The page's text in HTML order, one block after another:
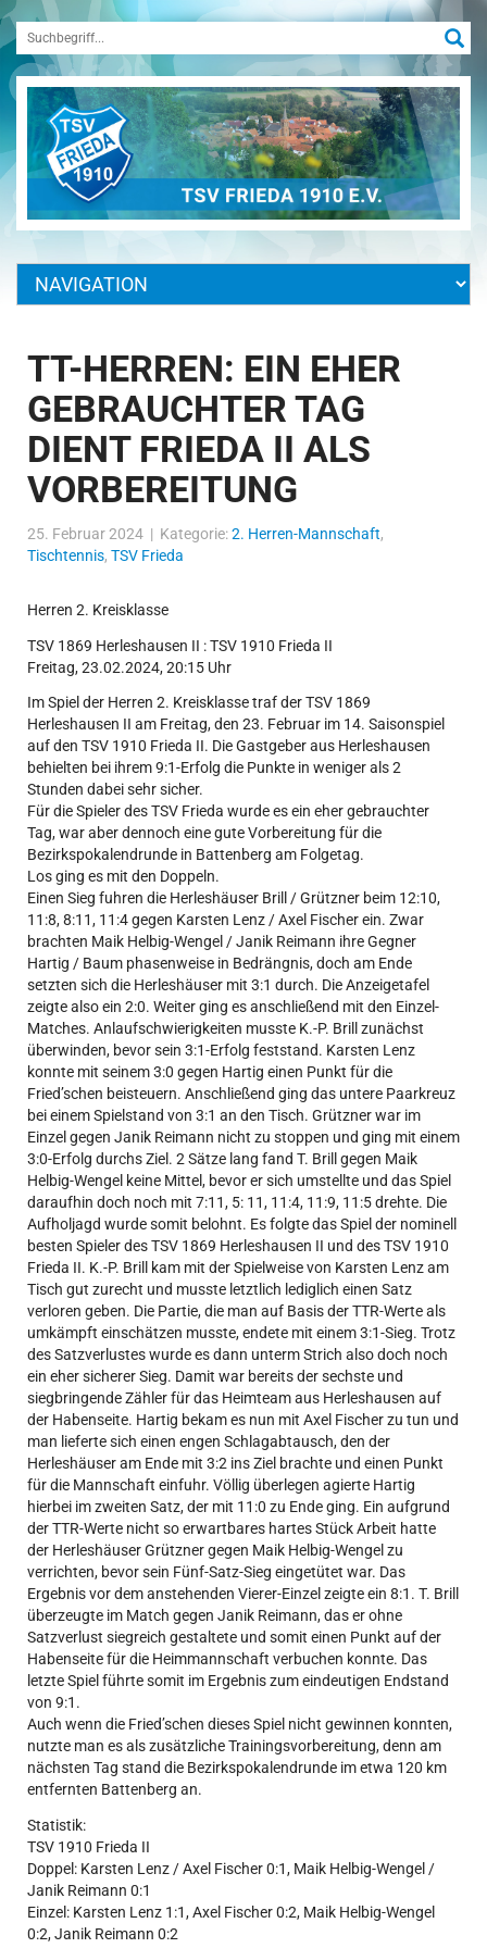
TT-HERREN: EIN EHER
GEBRAUCHTER TAG
DIENT FRIEDA II ALS
VORBEREITUNG
25. Februar 2024 | Kategorie:2. Herren-Mannschaft,
Tischtennis, TSV Frieda
Herren 2. Kreisklasse
TSV 1869 Herleshausen II : TSV 1910 Frieda II
Freitag, 23.02.2024, 20:15 Uhr
Im Spiel der Herren 2. Kreisklasse traf der TSV 1869
Herleshausen II am Freitag, den 23. Februar im 14. Saisonspiel
auf den TSV 1910 Frieda II. Die Gastgeber aus Herleshausen
behielten bei ihrem 9:1-Erfolg die Punkte in weniger als 2
Stunden dabei sehr sicher.
Für die Spieler des TSV Frieda wurde es ein eher gebrauchter
Tag, war aber dennoch eine gute Vorbereitung für die
Bezirkspokalendrunde in Battenberg am Folgetag.
Los ging es mit den Doppeln.
Einen Sieg fuhren die Herleshäuser Brill / Grützner beim 12:10,
11:8, 8:11, 11:4 gegen Karsten Lenz / Axel Fischer ein. Zwar
brachten Maik Helbig-Wengel / Janik Reimann ihre Gegner
Hartig / Baum phasenweise in Bedrängnis, doch am Ende
setzten sich die Herleshäuser mit 3:1 durch. Die Anzeigetafel
zeigte also ein 2:0. Weiter ging es anschließend mit den Einzel-
Matches. Anlaufschwierigkeiten musste K.-P. Brill zunächst
überwinden, bevor sein 3:1-Erfolg feststand. Karsten Lenz
konnte mit seinem 3:0 gegen Hartig einen Punkt für die
Fried’schen beisteuern. Anschließend ging das untere Paarkreuz
bei einem Spielstand von 3:1 an den Tisch. Grützner war im
Einzel gegen Janik Reimann nicht zu stoppen und ging mit einem
3:0-Erfolg durchs Ziel. 2 Sätze lang fand T. Brill gegen Maik
Helbig-Wengel keine Mittel, bevor er sich umstellte und das Spiel
daraufhin doch noch mit 7:11, 5: 11, 11:4, 11:9, 11:5 drehte. Die
Aufholjagd wurde somit belohnt. Es folgte das Spiel der nominell
besten Spieler des TSV 1869 Herleshausen II und des TSV 1910
Frieda II. K.-P. Brill kam mit der Spielweise von Karsten Lenz am
Tisch gut zurecht und musste letztlich lediglich einen Satz
verloren geben. Die Partie, die man auf Basis der TTR-Werte als
umkämpft einschätzen musste, endete mit einem 3:1-Sieg. Trotz
des Satzverlustes wurde es dann unterm Strich also doch noch
ein eher sicherer Sieg. Damit war bereits der sechste und
siegbringende Zähler für das Heimteam aus Herleshausen auf
der Habenseite. Hartig bekam es nun mit Axel Fischer zu tun und
man lieferte sich einen engen Schlagabtausch, den der
Herleshäuser am Ende mit 3:2 ins Ziel brachte und einen Punkt
für die Mannschaft einfuhr. Völlig überlegen agierte Hartig
hierbei im zweiten Satz, der mit 11:0 zu Ende ging. Ein aufgrund
der TTR-Werte nicht so erwartbares hartes Stück Arbeit hatte
der Herleshäuser Grützner gegen Maik Helbig-Wengel zu
verrichten, bevor sein Fünf-Satz-Sieg eingetütet war. Das
Ergebnis vor dem anstehenden Vierer-Einzel zeigte ein 8:1. T. Brill
überzeugte im Match gegen Janik Reimann, das er ohne
Satzverlust siegreich gestaltete und somit einen Punkt auf der
Habenseite für die Heimmannschaft verbuchen konnte. Das
letzte Spiel führte somit im Ergebnis zum eindeutigen Endstand
von 9:1.
Auch wenn die Fried’schen dieses Spiel nicht gewinnen konnten,
nutzte man es als zusätzliche Trainingsvorbereitung, denn am
nächsten Tag stand die Bezirkspokalendrunde im etwa 120 km
entfernten Battenberg an.
Statistik:
TSV 1910 Frieda II
Doppel: Karsten Lenz / Axel Fischer 0:1, Maik Helbig-Wengel /
Janik Reimann 0:1
Einzel: Karsten Lenz 1:1, Axel Fischer 0:2, Maik Helbig-Wengel
0:2, Janik Reimann 0:2